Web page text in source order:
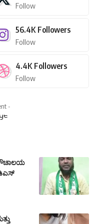
Follow
56.4K Followers
Follow
4.4K Followers
Follow
-